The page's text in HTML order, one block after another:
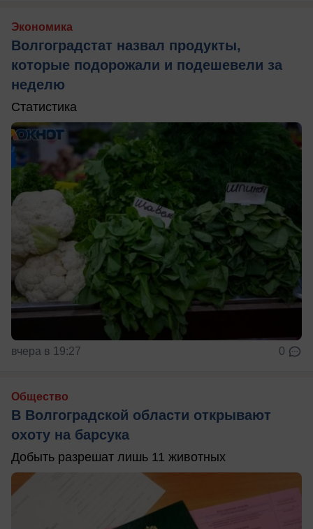
Экономика
Волгоградстат назвал продукты,
которые подорожали и подешевели за
неделю
Статистика
вчера в 19:27 0
Общество
В Волгоградской области открывают
охоту на барсука
Добыть разрешат лишь 11 животных